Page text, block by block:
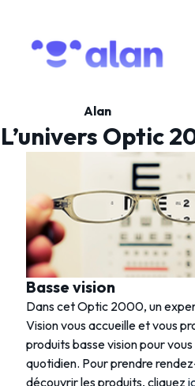
Alan
L’univers Optic
Basse vision
Dans cet Optic 2000, un
Vision vous accueille et vous
produits basse vision pour
quotidien. Pour prendre
découvrir les produits, cliquez